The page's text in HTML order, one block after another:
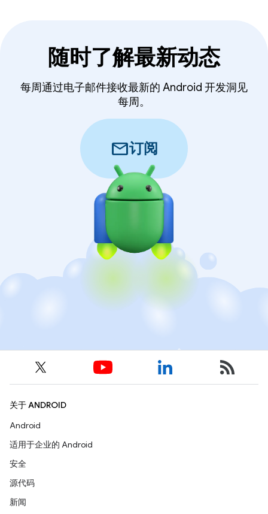
随时了解最新动态
每周通过电子邮件接收最新的 Android 开发洞见
每周。
mail订阅
关于 ANDROID
Android
适用于企业的 Android
安全
源代码
新闻